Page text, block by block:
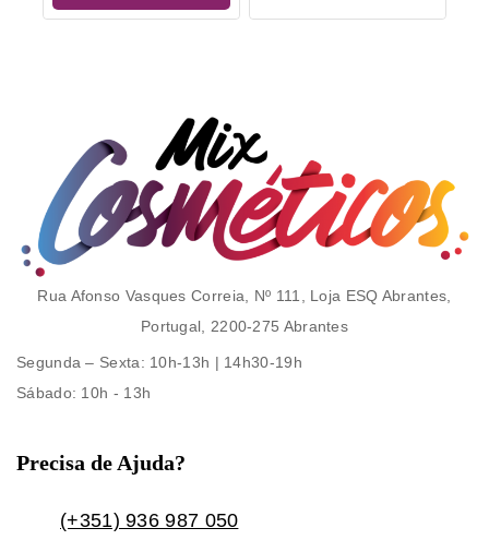
Rua Afonso Vasques Correia, Nº 111, Loja ESQ Abrantes,
Portugal, 2200-275 Abrantes
Segunda – Sexta: 10h-13h | 14h30-19h
Sábado: 10h - 13h
Precisa de Ajuda?
(+351) 936 987 050